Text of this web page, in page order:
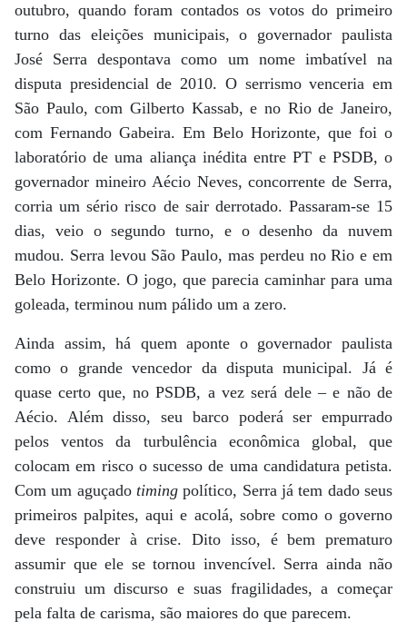
outubro, quando foram contados os votos do primeiro
turno das eleições municipais, o governador paulista
José Serra despontava como um nome imbatível na
disputa presidencial de 2010. O serrismo venceria em
São Paulo, com Gilberto Kassab, e no Rio de Janeiro,
com Fernando Gabeira. Em Belo Horizonte, que foi o
laboratório de uma aliança inédita entre PT e PSDB, o
governador mineiro Aécio Neves, concorrente de Serra,
corria um sério risco de sair derrotado. Passaram-se 15
dias, veio o segundo turno, e o desenho da nuvem
mudou. Serra levou São Paulo, mas perdeu no Rio e em
Belo Horizonte. O jogo, que parecia caminhar para uma
goleada, terminou num pálido um a zero.
Ainda assim, há quem aponte o governador paulista
como o grande vencedor da disputa municipal. Já é
quase certo que, no PSDB, a vez será dele – e não de
Aécio. Além disso, seu barco poderá ser empurrado
pelos ventos da turbulência econômica global, que
colocam em risco o sucesso de uma candidatura petista.
Com um aguçado timingpolítico, Serra já tem dado seus
primeiros palpites, aqui e acolá, sobre como o governo
deve responder à crise. Dito isso, é bem prematuro
assumir que ele se tornou invencível. Serra ainda não
construiu um discurso e suas fragilidades, a começar
pela falta de carisma, são maiores do que parecem.